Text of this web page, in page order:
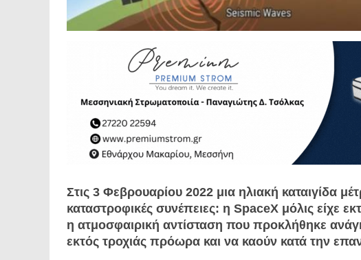
Στις 3 Φεβρουαρίου 2022 μια ηλιακή καταιγίδα
καταστροφικές συνέπειες: η SpaceX μόλις είχε
η ατμοσφαιρική αντίσταση που προκλήθηκε
εκτός τροχιάς πρόωρα και να καούν κατά την